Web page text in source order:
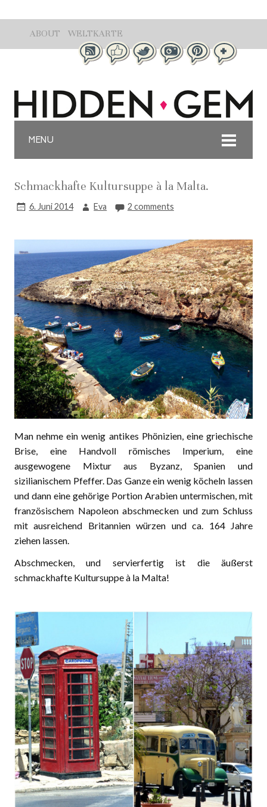
ABOUT WELTKARTE
MENU
Schmackhafte Kultursuppe à la Malta.
6. Juni 2014 Eva 2 comments
Man nehme ein wenig antikes Phönizien, eine griechische
Brise, eine Handvoll römisches Imperium, eine
ausgewogene Mixtur aus Byzanz, Spanien und
sizilianischem Pfeffer. Das Ganze ein wenig köcheln lassen
und dann eine gehörige Portion Arabien untermischen, mit
französischem Napoleon abschmecken und zum Schluss
mit ausreichend Britannien würzen und ca. 164 Jahre
ziehen lassen.
Abschmecken, und servierfertig ist die äußerst
schmackhafte Kultursuppe à la Malta!